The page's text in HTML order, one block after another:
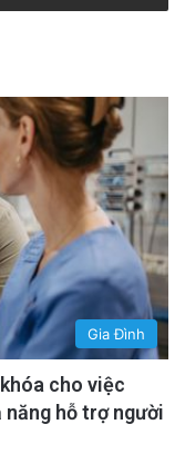
Gia Đình
cho việc
năng hỗ trợ người